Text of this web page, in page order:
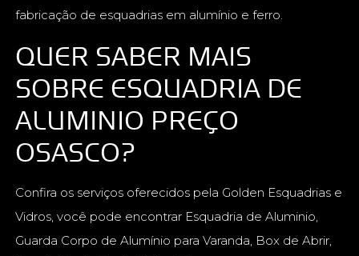
fabricação de esquadrias em alumínio e ferro.
QUER SABER MAIS
SOBRE ESQUADRIA DE
ALUMINIO PREÇO
OSASCO?
Confira os serviços oferecidos pela Golden Esquadrias e
Vidros, você pode encontrar Esquadria de Aluminio,
Guarda Corpo de Alumínio para Varanda, Box de Abrir,